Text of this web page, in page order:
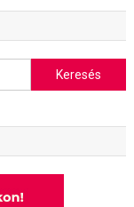
Keresés: